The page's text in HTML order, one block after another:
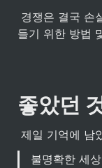
들기 위한 방법
좋았던
제일 기억에 남
불명확한 세